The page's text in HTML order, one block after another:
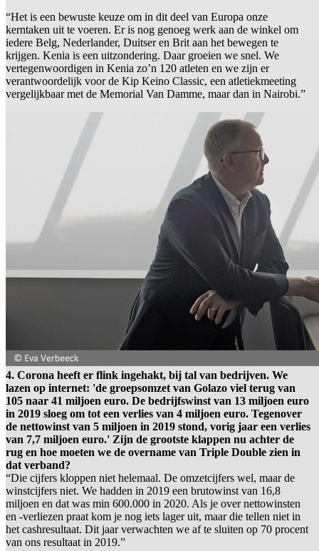
“Het is een bewuste keuze om in dit deel van Europa onze
kerntaken uit te voeren. Er is nog genoeg werk aan de winkel om
iedere Belg, Nederlander, Duitser en Brit aan het bewegen te
krijgen. Kenia is een uitzondering. Daar groeien we snel. We
vertegenwoordigen in Kenia zo’n 120 atleten en we zijn er
verantwoordelijk voor de Kip Keino Classic, een atletiekmeeting
vergelijkbaar met de Memorial Van Damme, maar dan in Nairobi.”
4. Corona heeft er flink ingehakt, bij tal van bedrijven. We
lazen op internet: 'de groepsomzet van Golazo viel terug van
105 naar 41 miljoen euro. De bedrijfswinst van 13 miljoen euro
in 2019 sloeg om tot een verlies van 4 miljoen euro. Tegenover
de nettowinst van 5 miljoen in 2019 stond, vorig jaar een verlies
van 7,7 miljoen euro.' Zijn de grootste klappen nu achter de
rug en hoe moeten we de overname van Triple Double zien in
dat verband?
“Die cijfers kloppen niet helemaal. De omzetcijfers wel, maar de
winstcijfers niet. We hadden in 2019 een brutowinst van 16,8
miljoen en dat was min 600.000 in 2020. Als je over nettowinsten
en -verliezen praat kom je nog iets lager uit, maar die tellen niet in
het cashresultaat. Dit jaar verwachten we af te sluiten op 70 procent
van ons resultaat in 2019.”